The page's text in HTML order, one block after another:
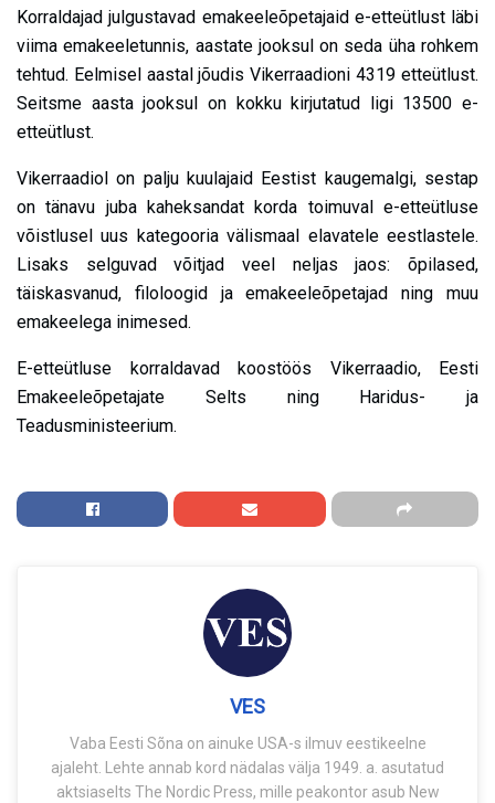
Korraldajad julgustavad emakeeleõpetajaid e-etteütlust läbi
viima emakeeletunnis, aastate jooksul on seda üha rohkem
tehtud. Eelmisel aastal jõudis Vikerraadioni 4319 etteütlust.
Seitsme aasta jooksul on kokku kirjutatud ligi 13500 e-
etteütlust.
Vikerraadiol on palju kuulajaid Eestist kaugemalgi, sestap
on tänavu juba kaheksandat korda toimuval e-etteütluse
võistlusel uus kategooria välismaal elavatele eestlastele.
Lisaks selguvad võitjad veel neljas jaos: õpilased,
täiskasvanud, filoloogid ja emakeeleõpetajad ning muu
emakeelega inimesed.
E-etteütluse korraldavad koostöös Vikerraadio, Eesti
Emakeeleõpetajate Selts ning Haridus- ja
Teadusministeerium.
VES
Vaba Eesti Sõna on ainuke USA-s ilmuv eestikeelne
ajaleht. Lehte annab kord nädalas välja 1949. a. asutatud
aktsiaselts The Nordic Press, mille peakontor asub New